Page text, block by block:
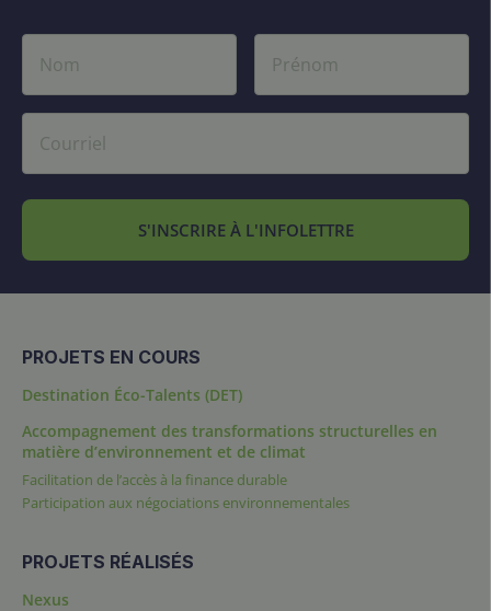
S'INSCRIRE À L'INFOLETTRE
PROJETS EN COURS
Destination Éco-Talents (DET)
Accompagnement des transformations structurelles en
matière d’environnement et de climat
Facilitation de l’accès à la finance durable
Participation aux négociations environnementales
PROJETS RÉALISÉS
Nexus